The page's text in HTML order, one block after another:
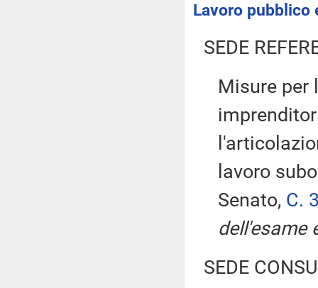
Lavoro pubblico
SEDE
Misure per
lavoro
Senato, C.
dell'esame
SEDE